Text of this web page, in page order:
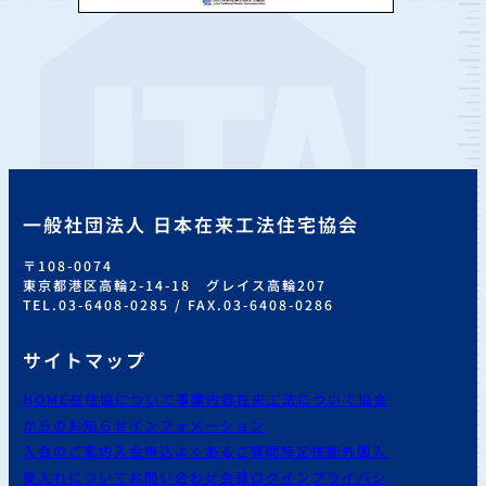
一般社団法人 日本在来工法住宅協会
〒108-0074
東京都港区高輪2-14-18 グレイス高輪207
TEL.03-6408-0285 / FAX.03-6408-0286
サイトマップ
HOME在住協について事業内容在来工法について協会
からのお知らせインフォメーション
入会のご案内 入会申込よくあるご質問特定技能外国人
受入れについて お問い合わせ会員ログイン プライバシ